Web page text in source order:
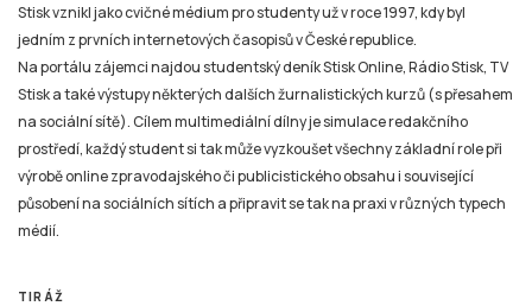
Stisk vznikl jako cvičné médium pro studenty už v roce 1997, kdy byl
jedním z prvních internetových časopisů v České republice.
Na portálu zájemci najdou studentský deník Stisk Online, Rádio Stisk, TV
Stisk a také výstupy některých dalších žurnalistických kurzů (s přesahem
na sociální sítě). Cílem multimediální dílny je simulace redakčního
prostředí, každý student si tak může vyzkoušet všechny základní role při
výrobě online zpravodajského či publicistického obsahu i související
působení na sociálních sítích a připravit se tak na praxi v různých typech
médií.
TIRÁŽ